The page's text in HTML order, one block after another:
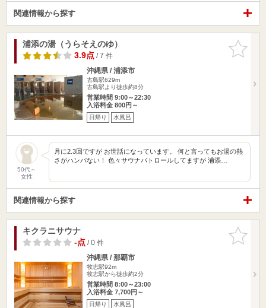
関連情報から探す
お気に入
りに追加
浦添の湯（うらそえのゆ）
3.9点/ 7 件
沖縄県 / 浦添市
古島駅629m
古島駅より徒歩約8分
営業時間 9:00～22:30
入浴料金 800円～
日帰り 水風呂
50代～
女性
月に2.3回ですが お世話になっています。 何と言ってもお湯の熱
さがハンパない！ 色々サウナパトロールしてますが 浦添…
関連情報から探す
お気に入
りに追加
キクラニサウナ
-点/ 0 件
沖縄県 / 那覇市
牧志駅92m
牧志駅から徒歩約2分
営業時間 8:00～23:00
入浴料金 7,700円～
日帰り 水風呂